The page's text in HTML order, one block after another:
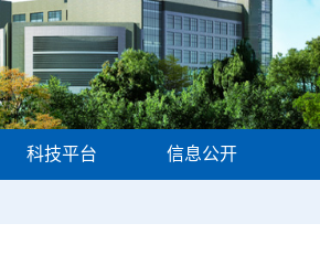
科技平台 信息公开